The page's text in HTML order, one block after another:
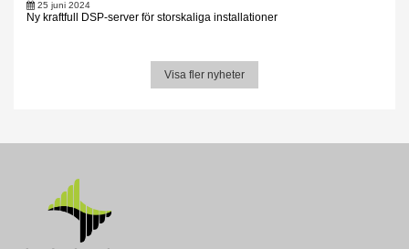
25 juni 2024
Ny kraftfull DSP-server för storskaliga installationer
Visa fler nyheter